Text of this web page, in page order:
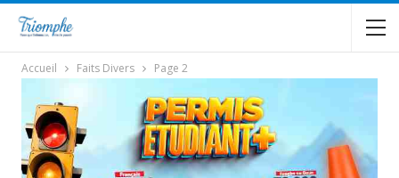
Accueil Faits Divers Page 2